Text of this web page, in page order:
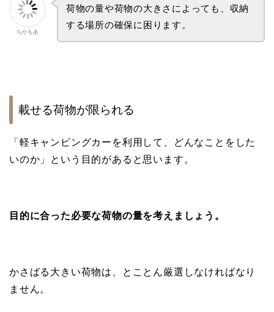
ちかもあ
荷物の量や荷物の大きさによっても、収納
する場所の確保に困ります。
載せる荷物が限られる
「軽キャンピングカーを利用して、どんなことをした
いのか」という目的があると思います。
目的に合った必要な荷物の量を考えましょう。
かさばる大きい荷物は、とことん厳選しなければなり
ません。